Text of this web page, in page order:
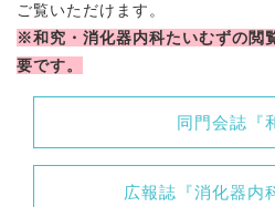
ご覧いただけます。
※和究・消化器内科たいむずの閲
要です。
同門会誌『
広報誌『消化器内